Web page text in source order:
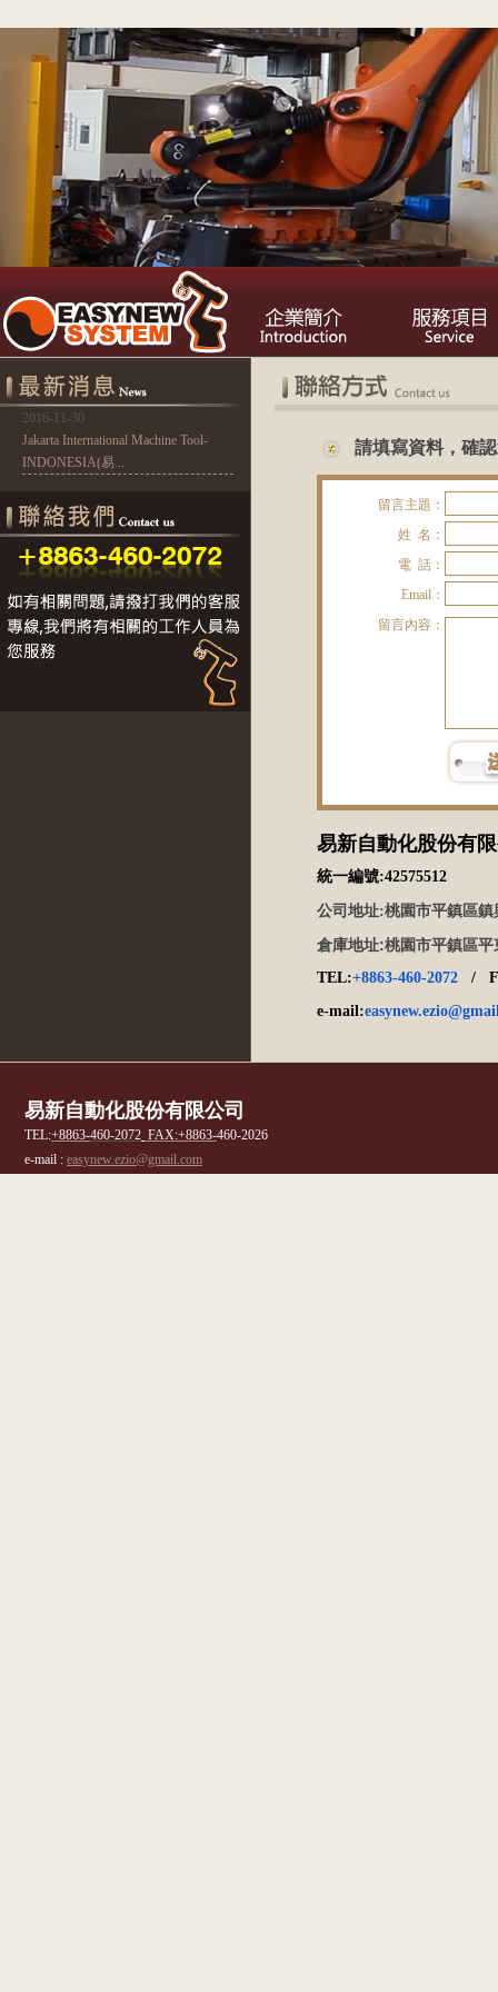
2016-11-30
Jakarta International Machine Tool-
INDONESIA(易...
請填寫資料，確
留言主題：
姓 名：
電 話：
Email：
留言內容：
易新自動化股份有
統一編號:42575512
公司地址:桃園市平鎮區
倉庫地址:桃園市平鎮區
TEL:+8863-460-2072 /
e-mail:
易新自動化股份有限公司
TEL:+8863-460-2072 FAX:+8863-460-2026
e-mail : easynew.ezio@gmail.com